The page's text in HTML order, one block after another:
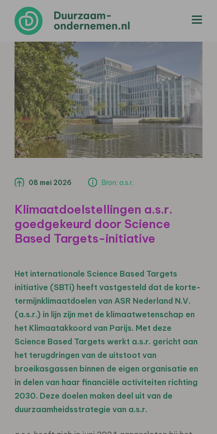
08 mei 2026 Bron: a.s.r.
Klimaatdoelstellingen a.s.r.
goedgekeurd door Science
Based Targets-initiative
Het internationale Science Based Targets
initiative (SBTi) heeft vastgesteld dat de korte-
termijnklimaatdoelen van ASR Nederland N.V.
(a.s.r.) in lijn zijn met de klimaatwetenschap en
het Klimaatakkoord van Parijs. Met deze
Science Based Targets werkt a.s.r. gericht aan
het terugdringen van de uitstoot van
broeikasgassen binnen de eigen organisatie en
in delen van haar financiële activiteiten richting
2030. Deze doelen maken deel uit van de
duurzaamheidsstrategie van a.s.r.